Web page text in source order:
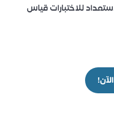
للاختبارات قياس